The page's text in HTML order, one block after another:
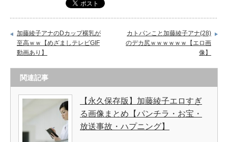
加藤綾子アナのDカップ横乳が
至高ｗｗ【めざましテレビGIF
動画あり】
カトパンこと加藤綾子アナ(28)
のデカ尻ｗｗｗｗｗｗ【エロ画
像】
関連記事
【永久保存版】加藤綾子エロすぎ
る画像まとめ【パンチラ・お宝・
放送事故・ハプニング】